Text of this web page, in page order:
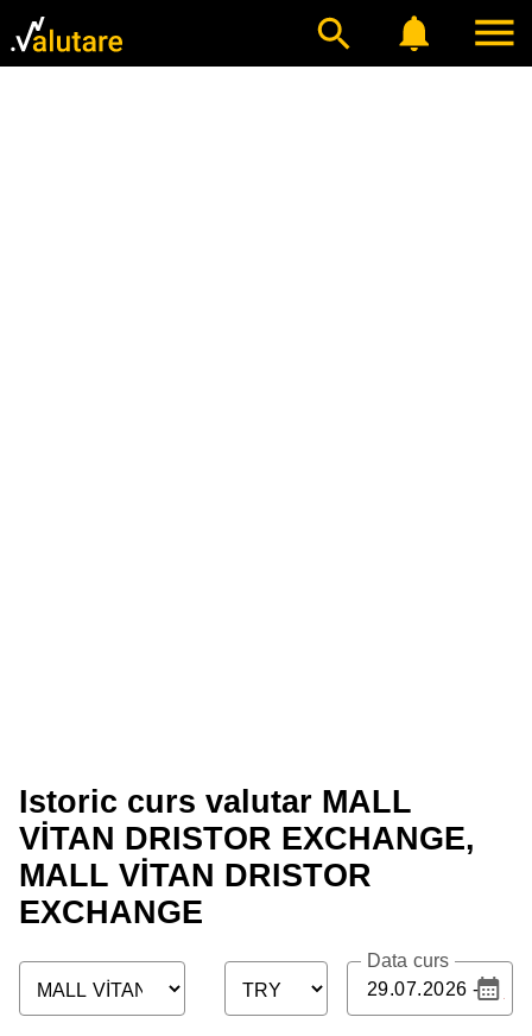
Istoric curs valutar MALL
VİTAN DRISTOR EXCHANGE,
MALL VİTAN DRISTOR
EXCHANGE
Data curs